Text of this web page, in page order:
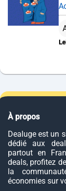
À propos
Dealuge est un
dédié aux
partout en
deals, profitez
la
économies sur